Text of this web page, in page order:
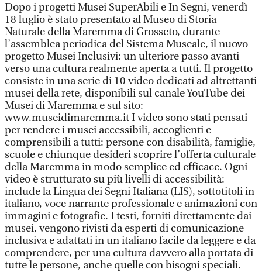
Dopo i progetti Musei SuperAbili e In Segni, venerdì
18 luglio è stato presentato al Museo di Storia
Naturale della Maremma di Grosseto, durante
l’assemblea periodica del Sistema Museale, il nuovo
progetto Musei Inclusivi: un ulteriore passo avanti
verso una cultura realmente aperta a tutti. Il progetto
consiste in una serie di 10 video dedicati ad altrettanti
musei della rete, disponibili sul canale YouTube dei
Musei di Maremma e sul sito:
www.museidimaremma.it I video sono stati pensati
per rendere i musei accessibili, accoglienti e
comprensibili a tutti: persone con disabilità, famiglie,
scuole e chiunque desideri scoprire l’offerta culturale
della Maremma in modo semplice ed efficace. Ogni
video è strutturato su più livelli di accessibilità:
include la Lingua dei Segni Italiana (LIS), sottotitoli in
italiano, voce narrante professionale e animazioni con
immagini e fotografie. I testi, forniti direttamente dai
musei, vengono rivisti da esperti di comunicazione
inclusiva e adattati in un italiano facile da leggere e da
comprendere, per una cultura davvero alla portata di
tutte le persone, anche quelle con bisogni speciali.